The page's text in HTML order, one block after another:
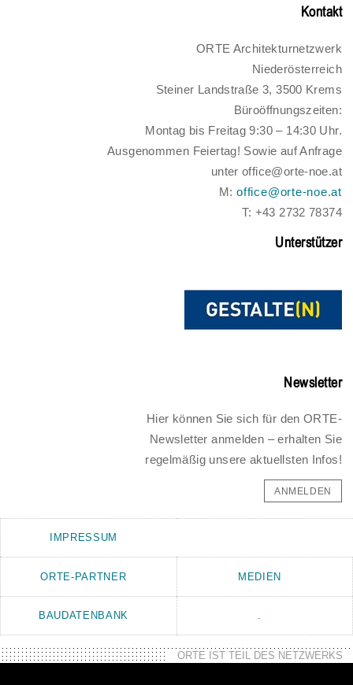
Kontakt
ORTE Architekturnetzwerk
Niederösterreich
Steiner Landstraße 3, 3500 Krems
Büroöffnungszeiten:
Montag bis Freitag 9:30 – 14:30 Uhr.
Ausgenommen Feiertag! Sowie auf Anfrage
unter office@orte-noe.at
M:office@orte-noe.at
T: +43 2732 78374
Unterstützer
Newsletter
Hier können Sie sich für den ORTE-
Newsletter anmelden – erhalten Sie
regelmäßig unsere aktuellsten Infos!
ANMELDEN
IMPRESSUM
ORTE-PARTNER MEDIEN
BAUDATENBANK
ORTE IST TEIL DES NETZWERKS